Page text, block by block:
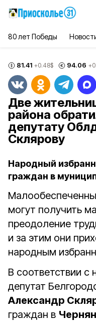
80 лет Победы
81.41 +0.48$ 94.06
Две
района
депутату
Склярову
Народный
граждан в
могут получить
преодоление
и за этим они
народным
В соответствии
депутат
Александр
граждан в